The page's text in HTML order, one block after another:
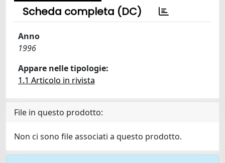
Scheda completa (DC)
Anno
1996
Appare nelle tipologie:
1.1 Articolo in rivista
File in questo prodotto:
Non ci sono file associati a questo prodotto.